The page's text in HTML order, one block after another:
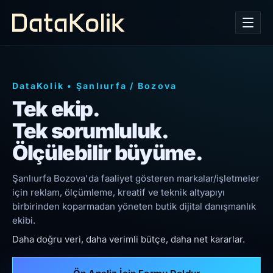
DataKolik • Şanlıurfa / Bozova
Tek ekip.
Tek sorumluluk.
Ölçülebilir büyüme.
Şanlıurfa Bozova'da faaliyet gösteren markalar/işletmeler
için reklam, ölçümleme, kreatif ve teknik altyapıyı
birbirinden koparmadan yöneten butik dijital danışmanlık
ekibi.
Daha doğru veri, daha verimli bütçe, daha net kararlar.